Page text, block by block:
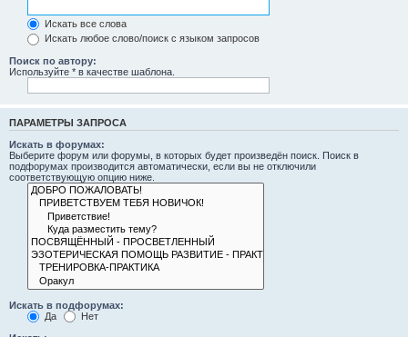
Искать все слова
Искать любое слово/поиск с языком запросов
Поиск по автору:
Используйте * в качестве шаблона.
ПАРАМЕТРЫ ЗАПРОСА
Искать в форумах:
Выберите форум или форумы, в которых будет произведён поиск. Поиск в
подфорумах производится автоматически, если вы не отключили
соответствующую опцию ниже.
Искать в подфорумах:
Да
Нет